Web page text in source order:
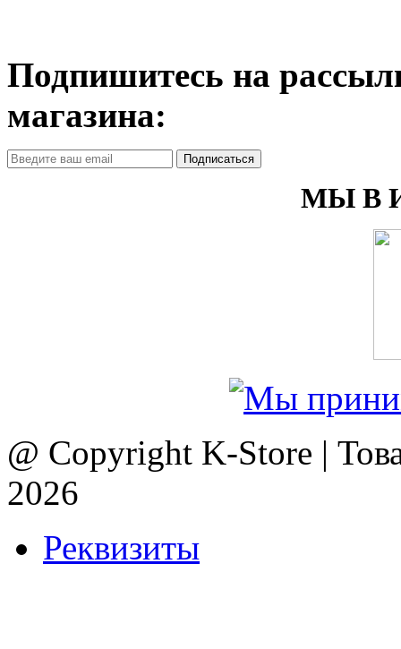
Подпишитесь на
магазина:
Подписаться
МЫ В
@ Copyright K-Store |
2026
Реквизиты